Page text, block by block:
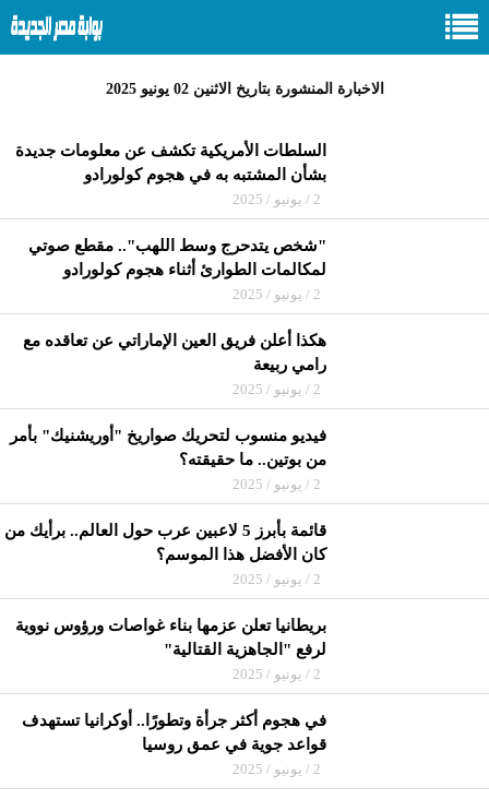
الاخبارة المنشورة بتاريخ الاثنين 02 يونيو 2025
السلطات الأمريكية تكشف عن معلومات جديدة
بشأن المشتبه به في هجوم كولورادو
2 / يونيو / 2025
"شخص يتدحرج وسط اللهب".. مقطع صوتي
لمكالمات الطوارئ أثناء هجوم كولورادو
2 / يونيو / 2025
هكذا أعلن فريق العين الإماراتي عن تعاقده مع
رامي ربيعة
2 / يونيو / 2025
فيديو منسوب لتحريك صواريخ "أوريشنيك" بأمر
من بوتين.. ما حقيقته؟
2 / يونيو / 2025
قائمة بأبرز 5 لاعبين عرب حول العالم.. برأيك من
كان الأفضل هذا الموسم؟
2 / يونيو / 2025
بريطانيا تعلن عزمها بناء غواصات ورؤوس نووية
لرفع "الجاهزية القتالية"
2 / يونيو / 2025
في هجوم أكثر جرأة وتطورًا.. أوكرانيا تستهدف
قواعد جوية في عمق روسيا
2 / يونيو / 2025